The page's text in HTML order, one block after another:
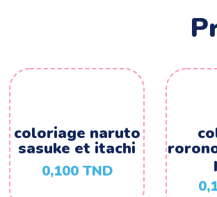
coloriage naruto
sasuke et itachi
0,100 TND